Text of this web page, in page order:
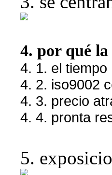
4. por qué la
4. 1. el
4. 2. iso9002
4. 3. precio
4. 4. pronta
5.